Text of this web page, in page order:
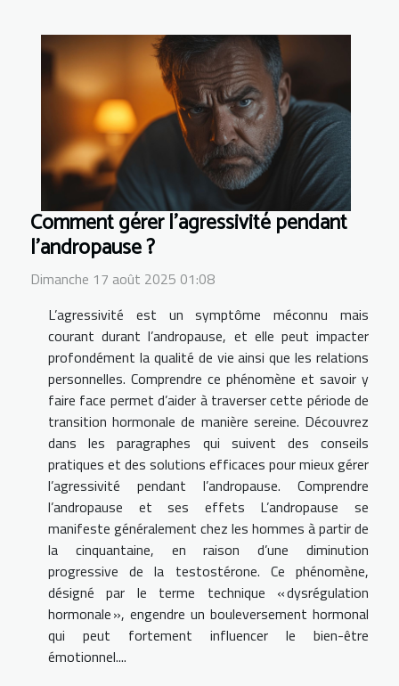
Comment gérer l'agressivité pendant
l'andropause ?
Dimanche 17 août 2025 01:08
L’agressivité est un symptôme méconnu mais
courant durant l’andropause, et elle peut impacter
profondément la qualité de vie ainsi que les relations
personnelles. Comprendre ce phénomène et savoir y
faire face permet d’aider à traverser cette période de
transition hormonale de manière sereine. Découvrez
dans les paragraphes qui suivent des conseils
pratiques et des solutions efficaces pour mieux gérer
l’agressivité pendant l’andropause. Comprendre
l’andropause et ses effets L’andropause se
manifeste généralement chez les hommes à partir de
la cinquantaine, en raison d’une diminution
progressive de la testostérone. Ce phénomène,
désigné par le terme technique « dysrégulation
hormonale », engendre un bouleversement hormonal
qui peut fortement influencer le bien-être
émotionnel....